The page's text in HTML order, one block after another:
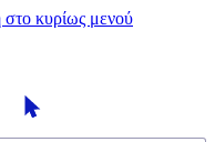
κυρίως μενού